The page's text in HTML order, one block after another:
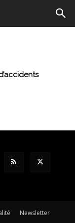
Newsletter